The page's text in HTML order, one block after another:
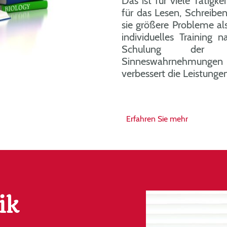
für das Lesen,
sie größere Probleme
individuelles Training
Schulung der
verbessert die
Erfahren Sie mehr